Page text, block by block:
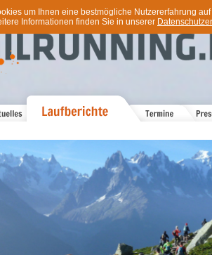
um Ihnen eine bestmögliche Nutzererfahrung
Informationen finden Sie in unserer